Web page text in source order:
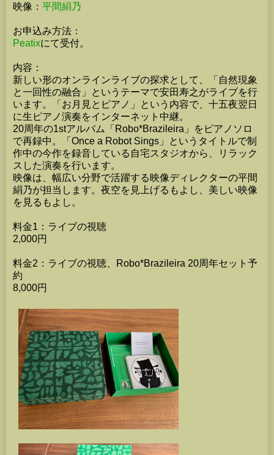
映像： 平間絹乃
お申込み方法：
Peatixにて受付。
内容：
新しい形のオンラインライブの探求として、「自然現象
と一回性の融合」というテーマで安田寿之がライブを行
います。「お月見とピアノ」という内容で、十五夜翌日
に生ピアノ演奏をインターネット中継。
20周年の1stアルバム「Robo*Brazileira」をピアノソロ
で再録中。「Once a Robot Sings」というタイトルで制
作中の今作を録音している自宅スタジオから、リラック
スした演奏を行います。
映像は、幅広い分野で活躍する映像ディレクターの平間
絹乃が担当します。夜空を見上げるもよし、美しい映像
を見るもよし。
料金1：ライブの視聴
2,000円
料金2：ライブの視聴、Robo*Brazileira 20周年セット予
約
8,000円